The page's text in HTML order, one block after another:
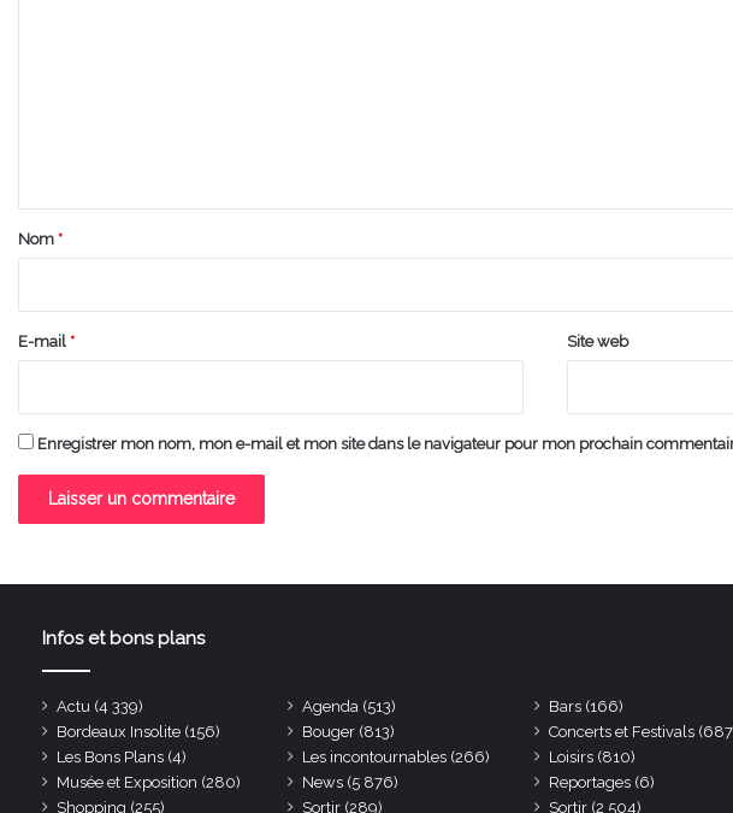
a
e
Nom *
E-mail * Site web
Enregistrer mon nom, mon e-mail et mon site dans le navigateur pour mon prochain
Infos et bons plans
Actu (4 339) Agenda (513) Bars(166)
Bordeaux Insolite (156) Bouger (813) Concerts et Festivals
Les Bons Plans (4) Les incontournables (266) Loisirs(810)
Musée et Exposition (280) News (5 876) Reportages(6)
Shopping (255) Sortir (289) Sortir(2 504)